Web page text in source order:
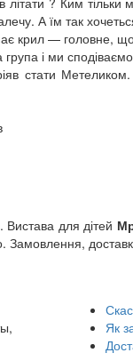
А їм так
крил — головне,
група і ми
стати
. Вистава для дітей
Замовлення,
Як